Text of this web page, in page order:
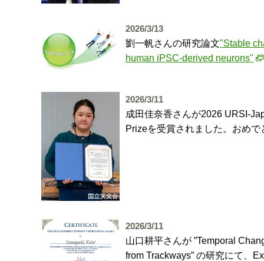
2026/3/13
劉一帆さんの研究論文"Stable
human iPSC-derived neurons"
2026/3/11
成田佳奈香さんが2026 URSI-
Prizeを受賞されました。おめ
2026/3/11
山口耕平さんが ”Temporal
from Trackways” の研究にて、